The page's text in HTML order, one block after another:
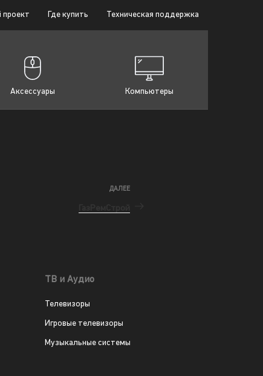
проект Где купить Техническая поддержка
Аксессуары Компьютеры
ДАЛЕЕ
ТВ и Аудио
Телевизоры
Игровые телевизоры
Музыкальные системы